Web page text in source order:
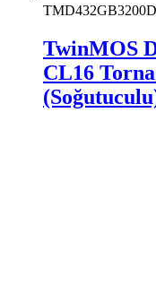
TwinMOS
CL16